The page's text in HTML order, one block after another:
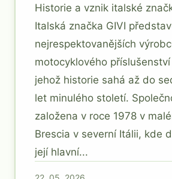
Historie a vznik italské
Italská značka GIVI
nejrespektovanějších
motocyklového
jehož historie sahá až do
let minulého století.
založena v roce 1978 v
Brescia v severní Itálii, kde
její hlavní...